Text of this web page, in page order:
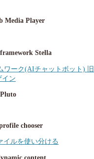
Media Player
Stella
ワーク(AIチャットボット) 旧
イン
Pluto
chooser
イルを使い分ける
content